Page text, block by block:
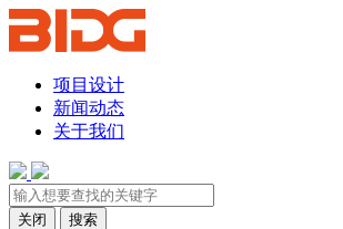
项目设计
新闻动态
关于我们
关闭 搜索